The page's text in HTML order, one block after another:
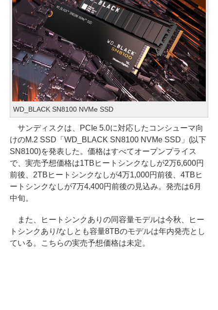
WD_BLACK SN8100 NVMe SSD
サンディスクは、PCIe 5.0に対応したコンシューマ向
けのM.2 SSD「WD_BLACK SN8100 NVMe SSD」(以下
SN8100)を発表した。価格はすべてオープンプライス
で、実売予想価格は1TBヒートシンクなしが2万6,600円
前後、2TBヒートシンクなしが4万1,000円前後、4TBヒ
ートシンクなしが7万4,400円前後の見込み。発売は6月
中旬。
また、ヒートシンクありの同容量モデルは今秋、ヒー
トシンクあり/なしとも容量8TBのモデルは年内発売とし
ている。こちらの実売予想価格は未定。